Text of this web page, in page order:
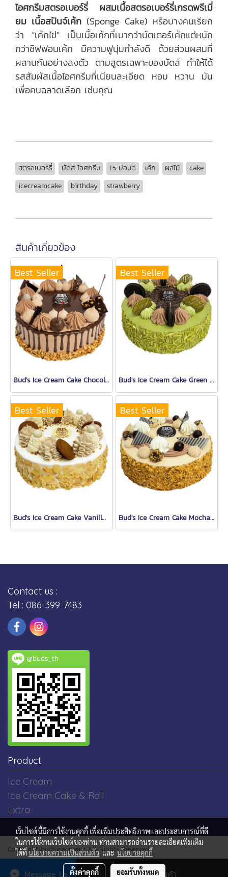
สั่งซื้อสินค้า
Message Us
ไอศกรีมสตรอเบอร์รี่ ผสมเนื้อสตรอเบอร์รี่เกรดพรีเมี่
ยม เนื้อสปันจ์เค้ก (Sponge Cake) หรือบางคนเรียก
ว่า “เค้กไข่” เป็นเนื้อเค้กที่เบากว่าบัตเตอร์เค้กแต่หนัก
กว่าชิฟฟอนเค้ก มีความฟูนุ่มกำลังดี ด้วยส่วนผสมที่
ผสานกันอย่างลงตัว ตามสูตรเฉพาะของบัดส์ ทำให้ได้
รสสัมผัสเนื้อไอศกรีมที่เนียนละเอียด หอม หวาน มัน
เพื่อคนฉลาดเลือก เช่นคุณ
สตรอเบอร์รี่ บัดส์ ไอศกรีม 1.5 ปอนด์ เค้ก ผลไม้
cake
icecreamcake
birthday strawberry
สินค้าเกี่ยวข้อง
Best Seller
ฺBud's Ice Cream Cake Chocolate (1.5 Lb.)
Best Seller
Bud's Ice Cream Cake Green Tea (1.5 Lb.)
Best Seller
Bud's Ice Cream Cake Vanilla (1.5 Lb.)
Best Seller
Bud's Ice Cream Cake Mocha Almond Fudge (1.5 Lb.)
Contact us :
Tel : 086-399-7483
@buds_th
Product
Ice Cream
Ice Cream Cake & Roll
Extra
Copyright budsicecream All Rights Reserved
ผู้เข้าชมวันนี้ 1,129
เว็บไซต์นี้มีการใช้งานคุกกี้ เพื่อเพิ่มประสิทธิภาพและประสบการณ์ที่ดี
ในการใช้งานเว็บไซต์ของท่าน ท่านสามารถอ่านรายละเอียดเพิ่มเติม
ได้ที่นโยบายความเป็นส่วนตัวและนโยบายคุกกี้
ตั้งค่าคุกกี้ ยอมรับทั้งหมด